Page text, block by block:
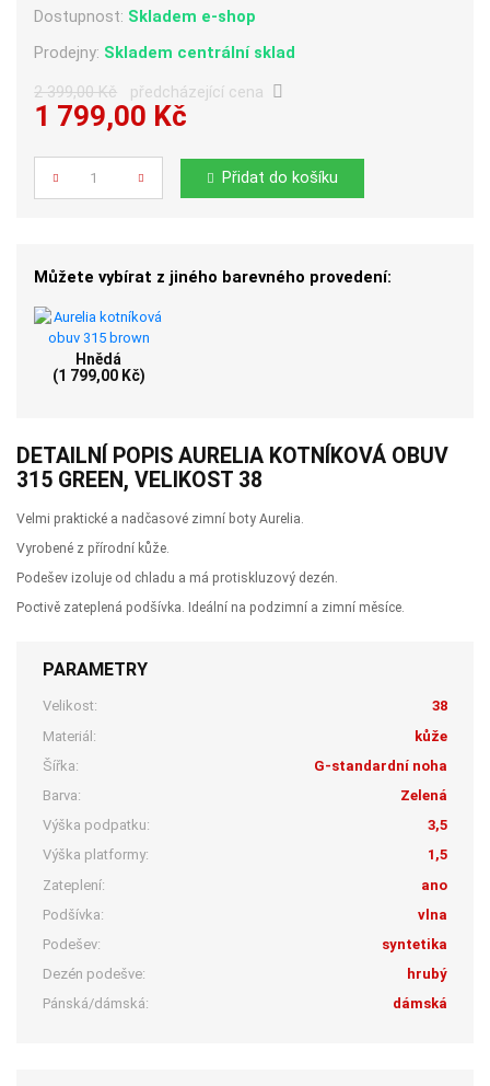
Dostupnost: Skladem e-shop
Prodejny: Skladem centrální sklad
2 399,00 Kč předcházející cena
1 799,00 Kč
Počet
Přidat do košíku
Můžete vybírat z jiného barevného provedení:
Hnědá
(1 799,00 Kč)
DETAILNÍ POPIS AURELIA KOTNÍKOVÁ OBUV
315 GREEN, VELIKOST 38
Velmi praktické a nadčasové zimní boty Aurelia.
Vyrobené z přírodní kůže.
Podešev izoluje od chladu a má protiskluzový dezén.
Poctivě zateplená podšívka. Ideální na podzimní a zimní měsíce.
PARAMETRY
Velikost:
38
Materiál:
kůže
Šířka:
G-standardní noha
Barva:
Zelená
Výška podpatku:
3,5
Výška platformy:
1,5
Zateplení:
ano
Podšívka:
vlna
Podešev:
syntetika
Dezén podešve:
hrubý
Pánská/dámská:
dámská